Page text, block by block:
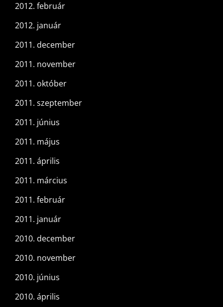
2012. február
2012. január
2011. december
2011. november
2011. október
2011. szeptember
2011. június
2011. május
2011. április
2011. március
2011. február
2011. január
2010. december
2010. november
2010. június
2010. április